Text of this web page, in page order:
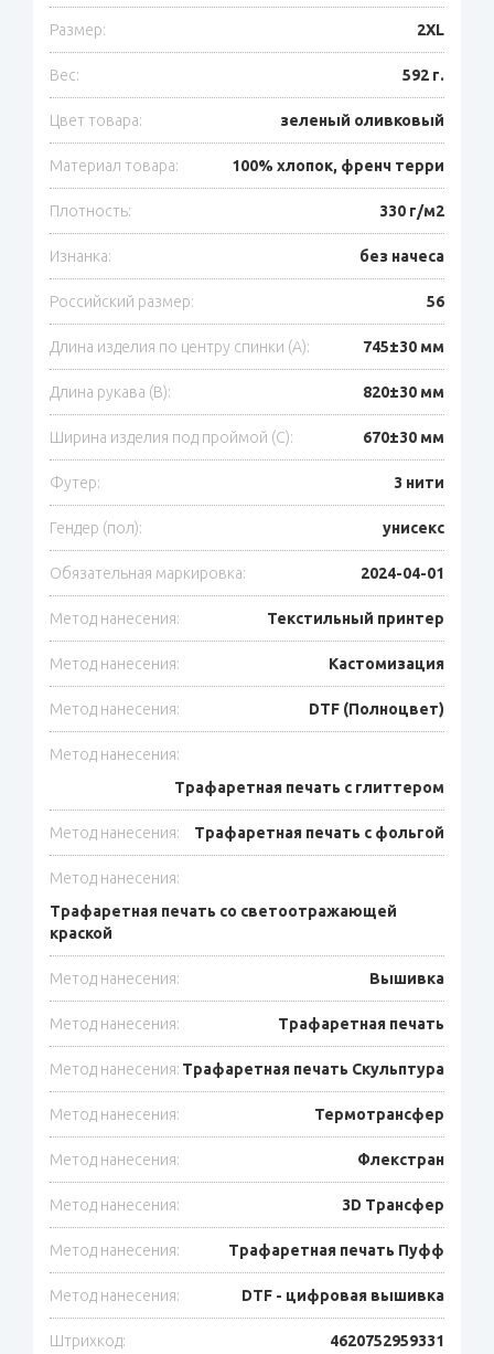
Размер: 2XL
Вес: 592 г.
Цвет товара: зеленый оливковый
Материал товара: 100% хлопок, френч терри
Плотность: 330 г/м2
Изнанка: без начеса
Российский размер: 56
Длина изделия по центру спинки (A): 745±30 мм
Длина рукава (B): 820±30 мм
Ширина изделия под проймой (С): 670±30 мм
Футер: 3 нити
Гендер (пол): унисекс
Обязательная маркировка: 2024-04-01
Метод нанесения: Текстильный принтер
Метод нанесения: Кастомизация
Метод нанесения: DTF (Полноцвет)
Метод нанесения:
Трафаретная печать с глиттером
Метод нанесения: Трафаретная печать с фольгой
Метод нанесения:
Трафаретная печать со светоотражающей
краской
Метод нанесения: Вышивка
Метод нанесения: Трафаретная печать
Метод нанесения: Трафаретная печать Скульптура
Метод нанесения: Термотрансфер
Метод нанесения: Флекстран
Метод нанесения: 3D Трансфер
Метод нанесения: Трафаретная печать Пуфф
Метод нанесения: DTF - цифровая вышивка
Штрихкод: 4620752959331